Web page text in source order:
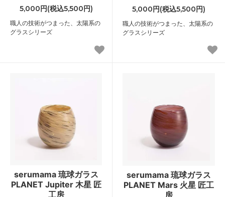
5,000円(税込5,500円)
職人の技術がつまった、太陽系の
グラスシリーズ
5,000円(税込5,500円)
職人の技術がつまった、太陽系の
グラスシリーズ
serumama 琉球ガラス
PLANET Jupiter 木星 匠
工房
serumama 琉球ガラス
PLANET Mars 火星 匠工
房